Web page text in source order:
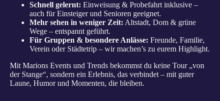
Schnell gelernt: Einweisung & Probefahrt inklusive –
auch für Einsteiger und Senioren geeignet.
Mehr sehen in weniger Zeit: Altstadt, Dom & grüne
Wege – entspannt geführt.
Für Gruppen & besondere Anlässe: Freunde, Familie,
Verein oder Städtetrip – wir machen’s zu eurem Highlight.
Mit Marions Events und Trends bekommst du keine Tour „von
der Stange“, sondern ein Erlebnis, das verbindet – mit guter
Laune, Humor und Momenten, die bleiben.